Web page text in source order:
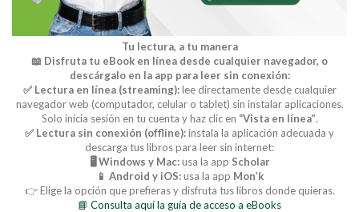
Tu lectura, a tu manera
📖 Disfruta tu eBook en línea desde cualquier navegador, o
descárgalo en la app para leer sin conexión:
✅ Lectura en línea (streaming):lee directamente desde cualquier
navegador web (computador, celular o tablet) sin instalar aplicaciones.
Solo inicia sesión en tu cuenta y haz clic en “Vista en línea”.
✅ Lectura sin conexión (offline):instala la aplicación adecuada y
descarga tus libros para leer sin internet:
🖥️ Windows y Mac:usa la app Scholar
📱 Android y iOS:usa la app Mon’k
👉 Elige la opción que prefieras y disfruta tus libros donde quieras.
📘 Consulta aquí la guía de acceso a eBooks